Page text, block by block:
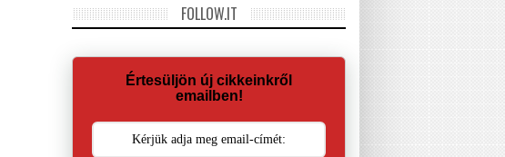
FOLLOW.IT
Értesüljön új cikkeinkről
emailben!